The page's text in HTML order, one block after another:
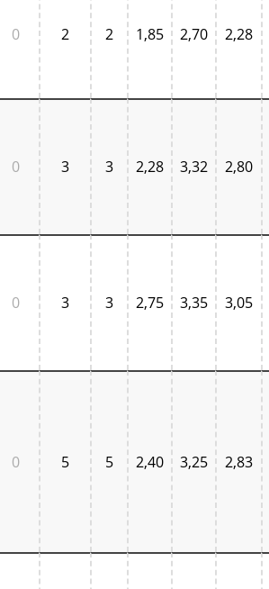
0 2 2 1,85 2,70 2,28
0 3 3 2,28 3,32 2,80
0 3 3 2,75 3,35 3,05
0 5 5 2,40 3,25 2,83